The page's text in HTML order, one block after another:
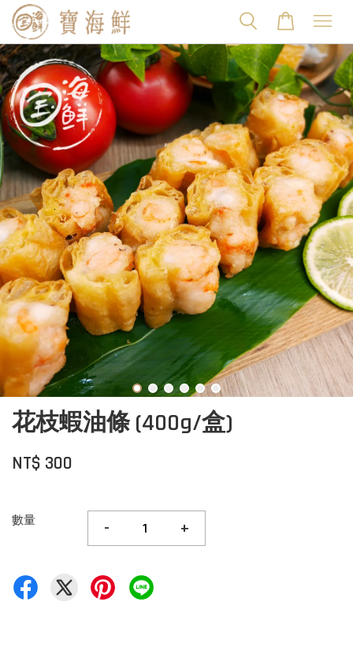
花枝蝦油條 (400g/盒)
NT$ 300
數量 - +